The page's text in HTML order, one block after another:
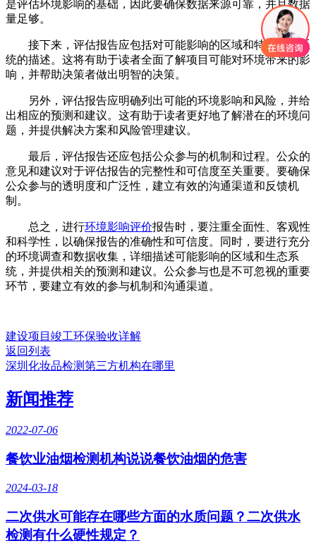
是评估环境影响的基础，因此要确保数据来源可靠，并且数据
量足够。
接下来，评估报告应包括对可能影响的区域和特定生态系
统的描述。这将有助于读者全面了解项目可能对环境带来的影
响，并帮助决策者做出明智的决策。
另外，评估报告应明确列出可能的环境影响和风险，并给
出相应的预测和建议。这有助于读者更好地了解潜在的环境问
题，并提供解决方案和风险管理建议。
最后，评估报告还应包括公众参与的机制和过程。公众的
意见和建议对于评估报告的完整性和可信度至关重要。要确保
公众参与的透明度和广泛性，建立有效的沟通渠道和反馈机
制。
总之，进行环境影响评价报告时，要注重全面性、客观性
和科学性，以确保报告的准确性和可信度。同时，要进行充分
的环境调查和数据收集，详细描述可能影响的区域和生态系
统，并提供相关的预测和建议。公众参与也是不可忽视的重要
环节，要建立有效的参与机制和沟通渠道。
建设项目竣工环保验收详解
返回列表
深圳化妆品检测第三方机构在哪里
新闻推荐
2022-07-06
餐饮业油烟检测机构说说餐饮油烟的危害
2024-03-18
二次供水可能存在哪些方面的水质问题？二次供水
检测有什么硬性规定？